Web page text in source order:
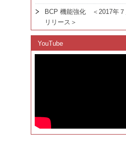
BCP 機能強化 ＜2017年７
リリース＞
YouTube